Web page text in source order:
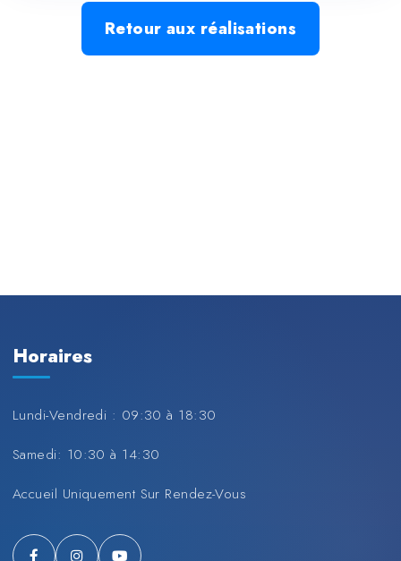
Retour aux réalisations
Horaires
Lundi-Vendredi : 09:30 à 18:30
Samedi: 10:30 à 14:30
Accueil Uniquement Sur Rendez-Vous